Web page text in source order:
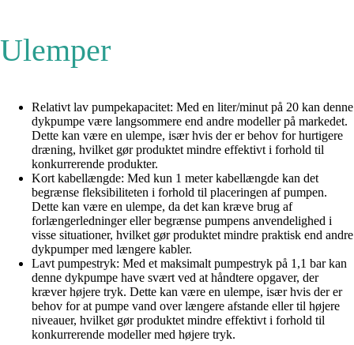
Ulemper
Relativt lav pumpekapacitet: Med en liter/minut på 20 kan denne
dykpumpe være langsommere end andre modeller på markedet.
Dette kan være en ulempe, især hvis der er behov for hurtigere
dræning, hvilket gør produktet mindre effektivt i forhold til
konkurrerende produkter.
Kort kabellængde: Med kun 1 meter kabellængde kan det
begrænse fleksibiliteten i forhold til placeringen af pumpen.
Dette kan være en ulempe, da det kan kræve brug af
forlængerledninger eller begrænse pumpens anvendelighed i
visse situationer, hvilket gør produktet mindre praktisk end andre
dykpumper med længere kabler.
Lavt pumpestryk: Med et maksimalt pumpestryk på 1,1 bar kan
denne dykpumpe have svært ved at håndtere opgaver, der
kræver højere tryk. Dette kan være en ulempe, især hvis der er
behov for at pumpe vand over længere afstande eller til højere
niveauer, hvilket gør produktet mindre effektivt i forhold til
konkurrerende modeller med højere tryk.